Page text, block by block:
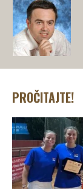
PROČITAJTE!